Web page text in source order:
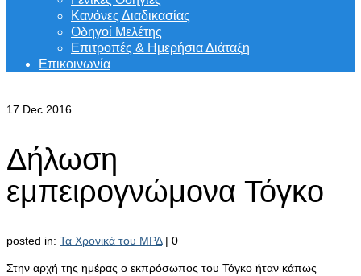
Κανόνες Διαδικασίας
Οδηγοί Μελέτης
Επιτροπές & Ημερήσια Διάταξη
Επικοινωνία
17 Dec 2016
Δήλωση
εμπειρογνώμονα Τόγκο
posted in: Τα Χρονικά του ΜΡΔ | 0
Στην αρχή της ημέρας ο εκπρόσωπος του Τόγκο ήταν κάπως